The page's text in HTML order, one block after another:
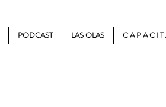
PODCAST LAS OLAS C A P A C I